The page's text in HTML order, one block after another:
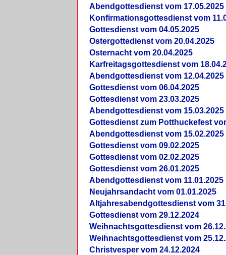
Abendgottesdienst vom 17.05.2025
Konfirmationsgottesdienst vom
Gottesdienst vom 04.05.2025
Ostergottedienst vom 20.04.2025
Osternacht vom 20.04.2025
Karfreitagsgottesdienst vom
Abendgottesdienst vom 12.04.2025
Gottesdienst vom 06.04.2025
Gottesdienst vom 23.03.2025
Abendgottesdienst vom 15.03.2025
Gottesdienst zum Potthuckefest
Abendgottesdienst vom 15.02.2025
Gottesdienst vom 09.02.2025
Gottesdienst vom 02.02.2025
Gottesdienst vom 26.01.2025
Abendgottesdienst vom 11.01.2025
Neujahrsandacht vom 01.01.2025
Altjahresabendgottesdienst vom
Gottesdienst vom 29.12.2024
Weihnachtsgottesdienst vom
Weihnachtsgottesdienst vom
Christvesper vom 24.12.2024